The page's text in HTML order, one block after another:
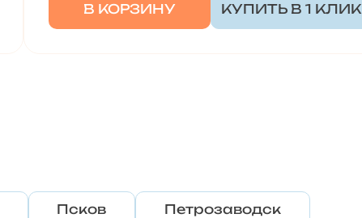
В КОРЗИНУ КУПИТЬ В 1 КЛИК
Псков Петрозаводск